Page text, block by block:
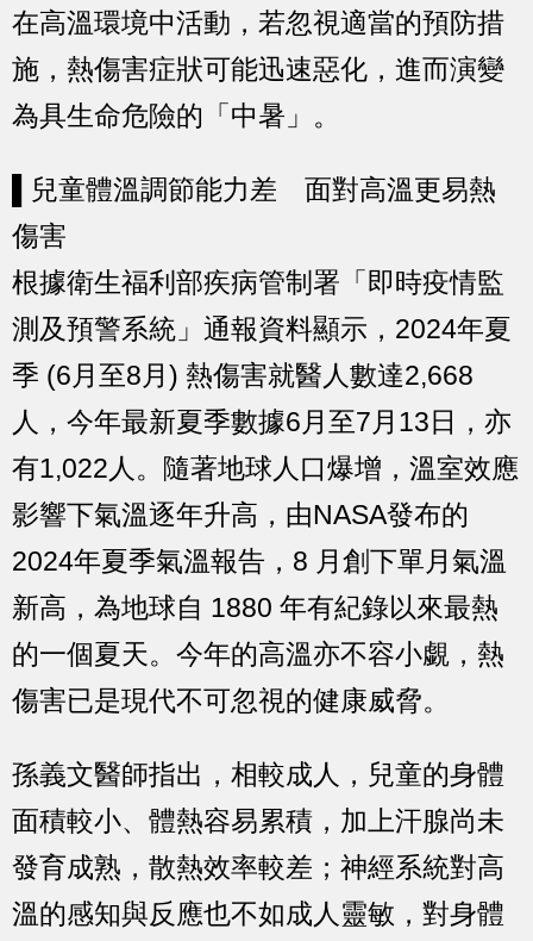
在高溫環境中活動，若忽視適當的預防措
施，熱傷害症狀可能迅速惡化，進而演變
為具生命危險的「中暑」。
▌兒童體溫調節能力差 面對高溫更易熱
傷害
根據衛生福利部疾病管制署「即時疫情監
測及預警系統」通報資料顯示，2024年夏
季 (6月至8月) 熱傷害就醫人數達2,668
人，今年最新夏季數據6月至7月13日，亦
有1,022人。隨著地球人口爆增，溫室效應
影響下氣溫逐年升高，由NASA發布的
2024年夏季氣溫報告，8 月創下單月氣溫
新高，為地球自 1880 年有紀錄以來最熱
的一個夏天。今年的高溫亦不容小覷，熱
傷害已是現代不可忽視的健康威脅。
孫義文醫師指出，相較成人， 兒童的身體
面積較小、體熱容易累積，加上汗腺尚未
發育成熟，散熱效率較差；神經系統對高
溫的感知與反應也不如成人靈敏，對身體